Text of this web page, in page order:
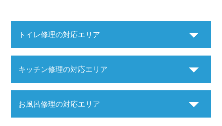
トイレ修理の対応エリア
キッチン修理の対応エリア
お風呂修理の対応エリア